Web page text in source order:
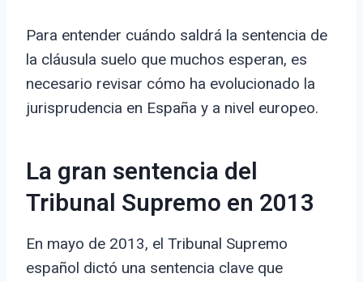
Para entender cuándo saldrá la sentencia de
la cláusula suelo que muchos esperan, es
necesario revisar cómo ha evolucionado la
jurisprudencia en España y a nivel europeo.
La gran sentencia del
Tribunal Supremo en 2013
En mayo de 2013, el Tribunal Supremo
español dictó una sentencia clave que